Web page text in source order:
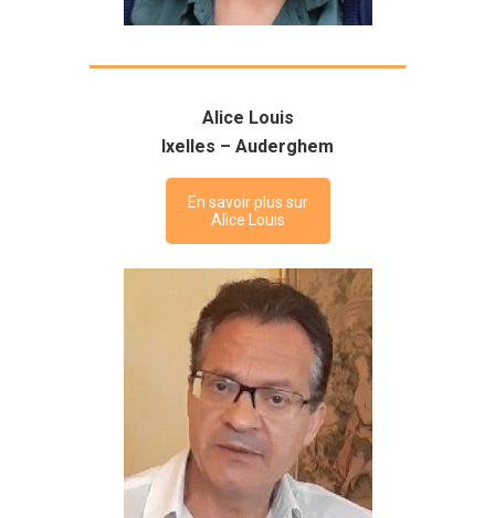
Alice Louis
Ixelles – Auderghem
En savoir plus sur
Alice Louis